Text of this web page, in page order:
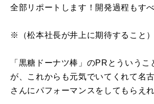
全部リポートします！開発過程もすべ
※（松本社長が井上に期待すること）
「黒糖ドーナツ棒」のPRとういうこ
が、これからも元気でいてくれて名
さんにパフォーマンスをしてもらえ